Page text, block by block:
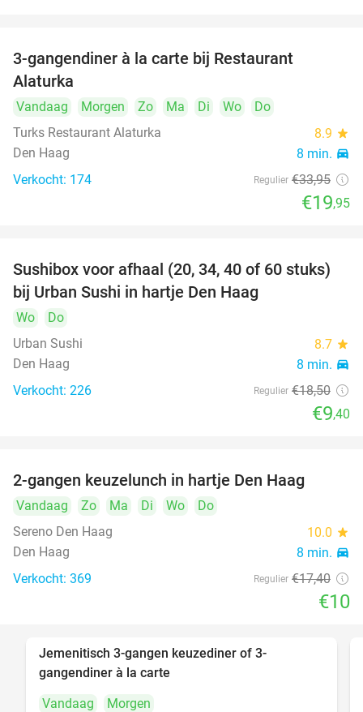
3-gangendiner à la carte bij Restaurant
Alaturka
Vandaag Morgen Zo Ma Di Wo
Do
Turks Restaurant Alaturka
8.9 star
Den Haag 8 min. directions_car
Verkocht: 174 Regulier €33,95
€19,95
49%
Sushibox voor afhaal (20, 34, 40 of 60 stuks)
bij Urban Sushi in hartje Den Haag
Wo
Do
Urban Sushi
8.7 star
Den Haag 8 min. directions_car
Verkocht: 226 Regulier €18,50
€9,40
2-gangen keuzelunch in hartje Den Haag
Vandaag Zo Ma Di Wo
Do
Sereno Den Haag
10.0 star
Den Haag 8 min. directions_car
Verkocht: 369 Regulier €17,40
€10
Jemenitisch 3-gangen keuzediner of 3-
gangendiner à la carte
Vandaag
Morgen